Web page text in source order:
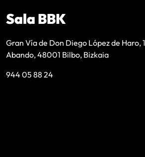
Sala BBK
Gran Vía de Don Diego López de Haro,
Abando, 48001 Bilbo, Bizkaia
944 05 88 24